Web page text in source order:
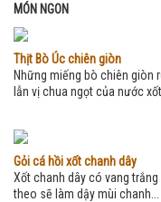
MÓN NGON
Thịt Bò Úc chiên giòn
Những miếng bò chiên giòn
lẫn vị chua ngọt của nước
Gỏi cá hồi xốt chanh dây
Xốt chanh dây có vang trắng
theo sẽ làm dậy mùi chanh...